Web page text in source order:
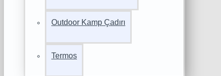
Outdoor Kamp Çadırı
Termos